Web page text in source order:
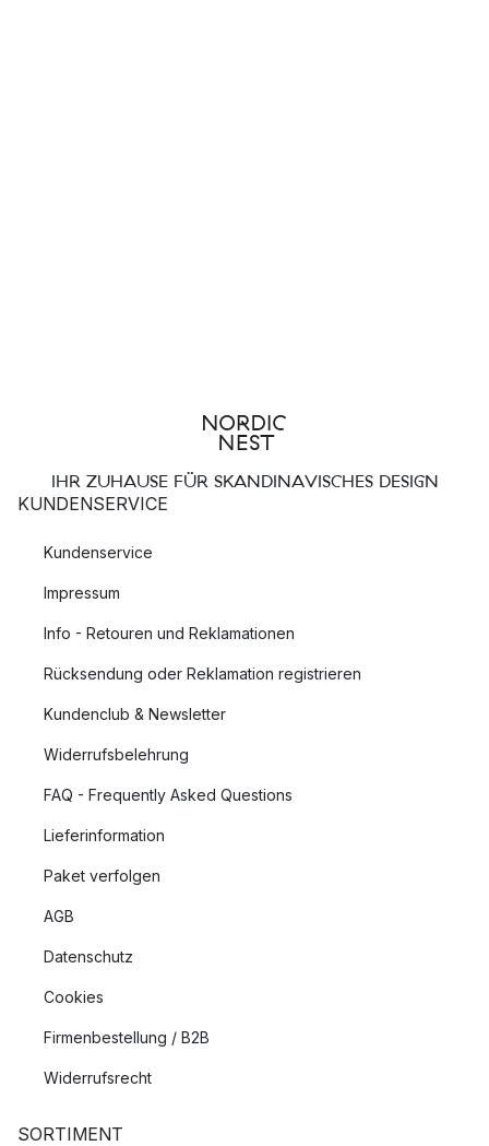
IHR ZUHAUSE FÜR SKANDINAVISCHES DESIGN
KUNDENSERVICE
Kundenservice
Impressum
Info - Retouren und Reklamationen
Rücksendung oder Reklamation registrieren
Kundenclub & Newsletter
Widerrufsbelehrung
FAQ - Frequently Asked Questions
Lieferinformation
Paket verfolgen
AGB
Datenschutz
Cookies
Firmenbestellung / B2B
Widerrufsrecht
SORTIMENT